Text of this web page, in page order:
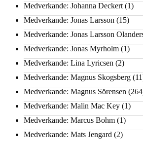
Medverkande: Johanna Deckert (1)
Medverkande: Jonas Larsson (15)
Medverkande: Jonas Larsson
Medverkande: Jonas Myrholm (1)
Medverkande: Lina Lyricsen (2)
Medverkande: Magnus Skogsberg
Medverkande: Magnus Sörensen
Medverkande: Malin Mac Key (1)
Medverkande: Marcus Bohm (1)
Medverkande: Mats Jengard (2)